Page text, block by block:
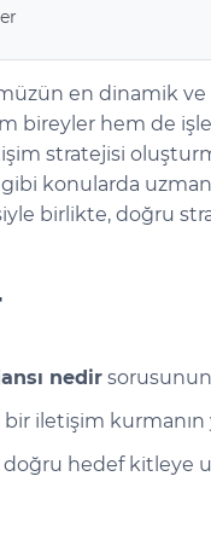
en dinamik ve
bireyler hem de
stratejisi
konularda
birlikte, doğru
nedir sorusunun
iletişim kurmanın
doğru hedef